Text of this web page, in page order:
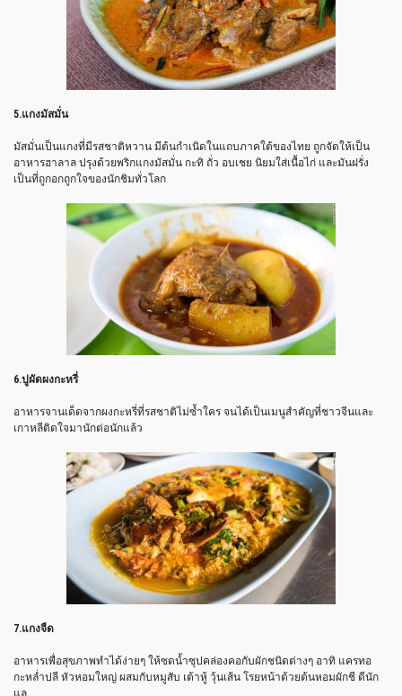
5.แกงมัสมั่น
มัสมั่นเป็นแกงที่มีรสชาติหวาน มีต้นกำเนิดในแถบภาคใต้ของไทย ถูกจัดให้เป็น
อาหารฮาลาล ปรุงด้วยพริกแกงมัสมั่น กะทิ ถั่ว อบเชย นิยมใส่เนื้อไก่ และมันฝรั่ง
เป็นที่ถูกอกถูกใจของนักชิมทั่วโลก
6.ปูผัดผงกะหรี่
อาหารจานเด็ดจากผงกะหรี่ที่รสชาติไม่ซ้ำใคร จนได้เป็นเมนูสำคัญที่ชาวจีนและ
เกาหลีติดใจมานักต่อนักแล้ว
7.แกงจืด
อาหารเพื่อสุขภาพทำได้ง่ายๆ ให้ซดน้ำซุปคล่องคอกับผักชนิดต่างๆ อาทิ แครทอ
กะหล่ำปลี หัวหอมใหญ่ ผสมกับหมูสับ เต้าหู้ วุ้นเส้น โรยหน้าด้วยต้นหอมผักชี ดีนัก
แล